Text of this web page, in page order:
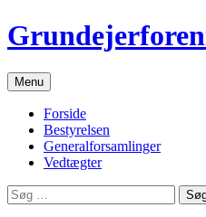
Menu Hop
til
indhold
Forside
Bestyrelsen
Generalforsamlinger
Vedtægter
Søg
efter: